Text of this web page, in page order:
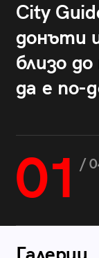
City
донъти
близо
да е по-
01 /